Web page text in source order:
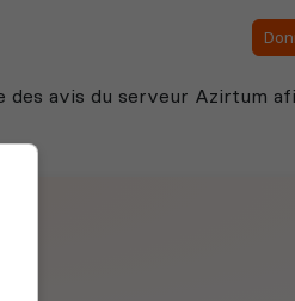
des avis du serveur Azirtum